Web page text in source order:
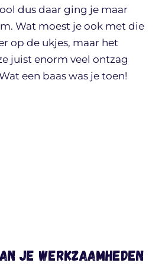
dus daar ging je maar
Wat moest je ook met die
op de ukjes, maar het
juist enorm veel ontzag
een baas was je toen!
je werkzaamheden